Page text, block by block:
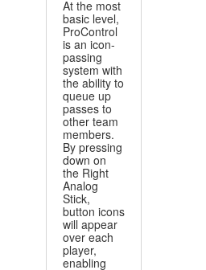
At the most
basic level,
ProControl
is an icon-
passing
system with
the ability to
queue up
passes to
other team
members.
By pressing
down on
the Right
Analog
Stick,
button icons
will appear
over each
player,
enabling